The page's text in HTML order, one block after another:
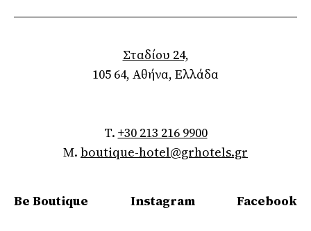
Σταδίου 24,
105 64, Αθήνα, Ελλάδα
T. +30 213 216 9900
M. boutique-hotel@grhotels.gr
Be Boutique Instagram Facebook